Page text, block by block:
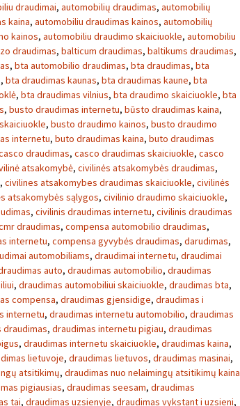
draudimai, automobilių draudimas, automobilių
kaina, automobiliu draudimas kainos, automobilių
kainos, automobiliu draudimo skaiciuokle, automobiliu
draudimas, balticum draudimas, baltikums draudimas,
, bta automobilio draudimas, bta draudimas, bta
, bta draudimas kaunas, bta draudimas kaune, bta
, bta draudimas vilnius, bta draudimo skaiciuokle, bta
, busto draudimas internetu, būsto draudimas kaina,
, busto draudimo kainos, busto draudimo
internetu, buto draudimas kaina, buto draudimas
draudimas, casco draudimas skaiciuokle, casco
atsakomybė, civilinės atsakomybės draudimas,
, civilines atsakomybes draudimas skaiciuokle, civilinės
atsakomybės sąlygos, civilinio draudimo skaiciuokle,
, civilinis draudimas internetu, civilinis draudimas
draudimas, compensa automobilio draudimas,
internetu, compensa gyvybės draudimas, darudimas,
automobiliams, draudimai internetu, draudimai
auto, draudimas automobilio, draudimas
, draudimas automobiliui skaiciuokle, draudimas bta,
compensa, draudimas gjensidige, draudimas i
internetu, draudimas internetu automobilio, draudimas
, draudimas internetu pigiau, draudimas
, draudimas internetu skaiciuokle, draudimas kaina,
lietuvoje, draudimas lietuvos, draudimas masinai,
atsitikimų, draudimas nuo nelaimingų atsitikimų kaina
pigiausias, draudimas seesam, draudimas
tai, draudimas uzsienyje, draudimas vykstant i uzsieni,